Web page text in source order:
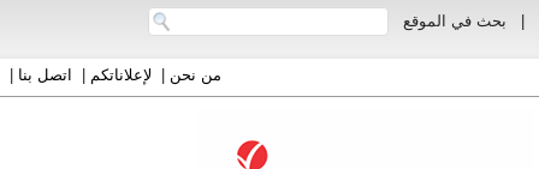
بحث في الموقع
من نحن| لإعلاناتكم| اتصل بنا|